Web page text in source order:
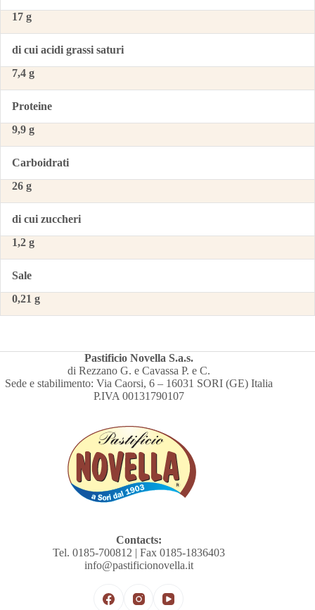
17 g
di cui acidi grassi saturi
7,4 g
Proteine
9,9 g
Carboidrati
26 g
di cui zuccheri
1,2 g
Sale
0,21 g
Pastificio Novella S.a.s.
di Rezzano G. e Cavassa P. e C.
Sede e stabilimento: Via Caorsi, 6 – 16031 SORI (GE) Italia
P.IVA 00131790107
Contacts:
Tel. 0185-700812 | Fax 0185-1836403
info@pastificionovella.it